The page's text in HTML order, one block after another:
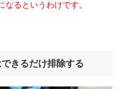
るというわけです。
きるだけ排除する